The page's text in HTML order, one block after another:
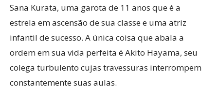
Sana Kurata, uma garota de 11 anos que é a
estrela em ascensão de sua classe e uma atriz
infantil de sucesso. A única coisa que abala a
ordem em sua vida perfeita é Akito Hayama, seu
colega turbulento cujas travessuras interrompem
constantemente suas aulas.